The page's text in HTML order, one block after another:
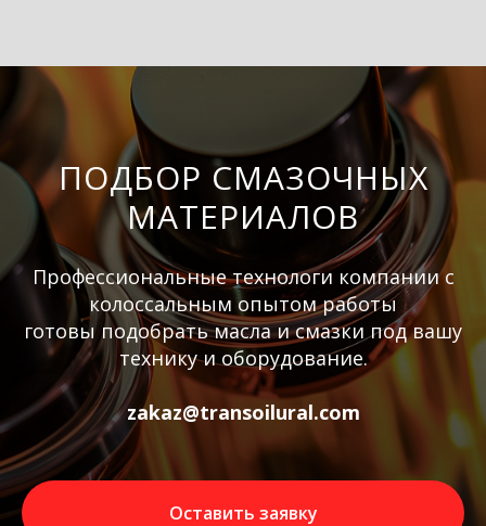
ПОДБОР СМАЗОЧНЫХ
МАТЕРИАЛОВ
Профессиональные технологи компании с
колоссальным опытом работы
готовы подобрать масла и смазки под вашу
технику и оборудование.
zakaz@transoilural.com
Оставить заявку